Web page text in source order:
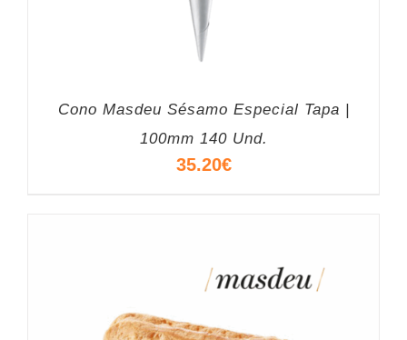
Cono Masdeu Sésamo Especial Tapa |
100mm 140 Und.
35.20€